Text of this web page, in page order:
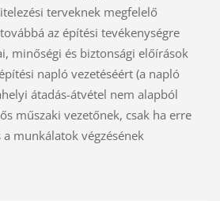
terveknek megfelelő
az építési tevékenységre
minőségi és biztonsági előírások
napló vezetéséért (a napló
átadás-átvétel nem alapból
műszaki vezetőnek, csak ha erre
a munkálatok végzésének